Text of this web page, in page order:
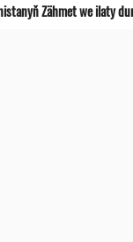
Zähmet we ilaty